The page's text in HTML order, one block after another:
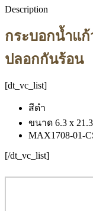
Description
กระบอกน้ำแก้
ปลอกกันร้อน
[dt_vc_list]
สีดำ
ขนาด 6.3 x
MAX1708-01-
[/dt_vc_list]